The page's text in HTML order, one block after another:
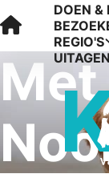
Visit Kop van
DOEN &
REGIO'S
Met